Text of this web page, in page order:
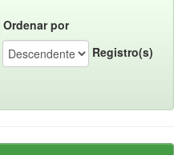
Ordenar por
Registro(s)